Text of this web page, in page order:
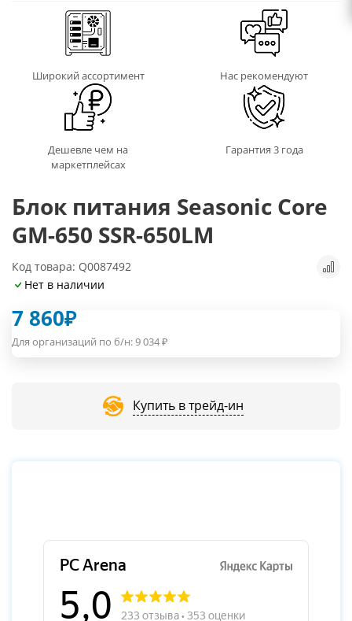
Широкий ассортимент Нас рекомендуют
Дешевле чем на
маркетплейсах
Гарантия 3 года
Блок питания Seasonic Core
GM-650 SSR-650LM
Код товара: Q0087492
Нет в наличии
7 860₽
Для организаций по б/н:9 034₽
Купить в трейд-ин